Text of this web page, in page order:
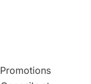
Promotions